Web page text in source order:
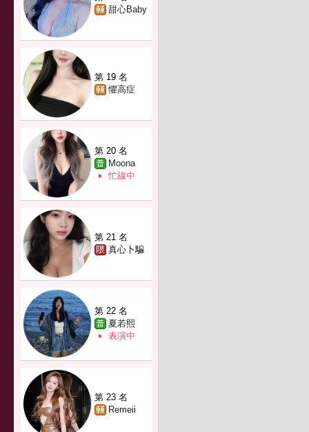
甜心Baby
第 19 名
懼高症
第 20 名
Moona
忙線中
第 21 名
真心卜騙
第 22 名
夏若熙
表演中
第 23 名
Remeii